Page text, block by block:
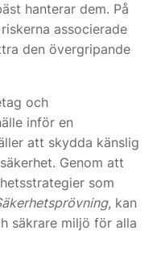
hanterar dem. På
associerade
den övergripande
och
inför en
att skydda känslig
Genom att
som
, kan
säkrare miljö för alla